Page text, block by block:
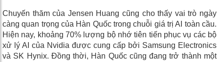
Chuyến thăm của Jensen Huang cũng cho thấy vai trò ngày
càng quan trọng của Hàn Quốc trong chuỗi giá trị AI toàn cầu.
Hiện nay, khoảng 70% lượng bộ nhớ tiên tiến phục vụ các bộ
xử lý AI của Nvidia được cung cấp bởi Samsung Electronics
và SK Hynix. Đồng thời, Hàn Quốc cũng đang trở thành một